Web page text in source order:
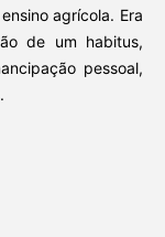
agrícola. Era
de um habitus,
pessoal,